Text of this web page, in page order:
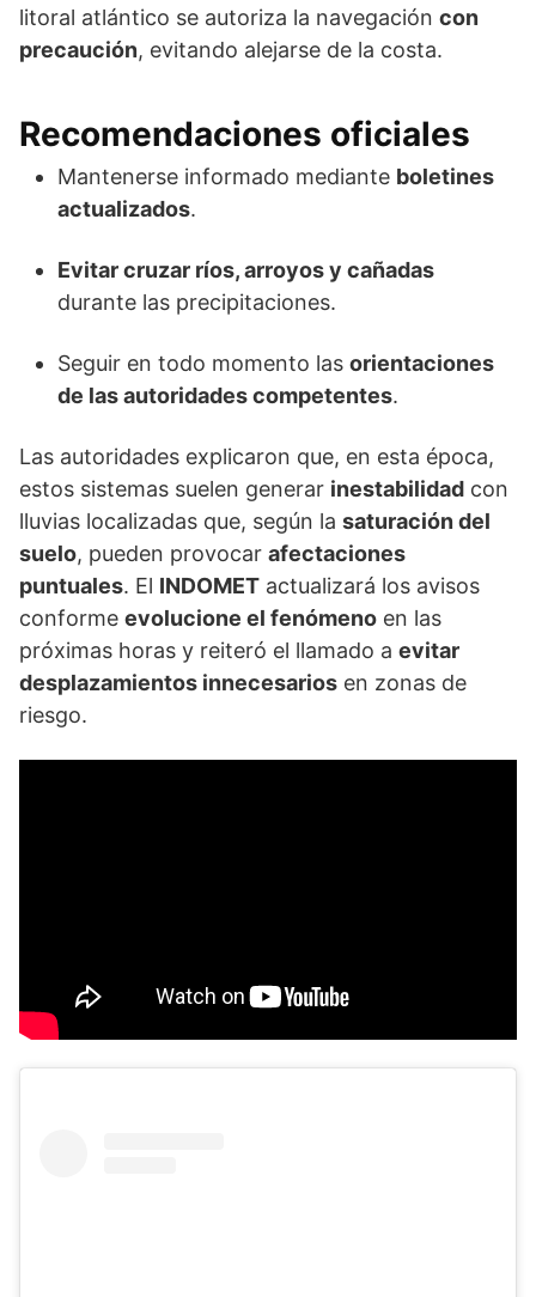
litoral atlántico se autoriza la navegación con
precaución, evitando alejarse de la costa.
Recomendaciones oficiales
Mantenerse informado mediante boletines
actualizados.
Evitar cruzar ríos, arroyos y cañadas
durante las precipitaciones.
Seguir en todo momento las orientaciones
de las autoridades competentes.
Las autoridades explicaron que, en esta época,
estos sistemas suelen generar inestabilidad con
lluvias localizadas que, según la saturación del
suelo, pueden provocar afectaciones
puntuales. El INDOMET actualizará los avisos
conforme evolucione el fenómeno en las
próximas horas y reiteró el llamado a evitar
desplazamientos innecesarios en zonas de
riesgo.